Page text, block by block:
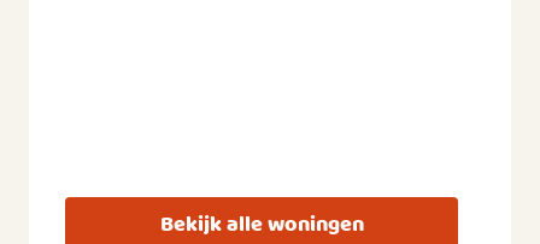
Bekijk alle woningen